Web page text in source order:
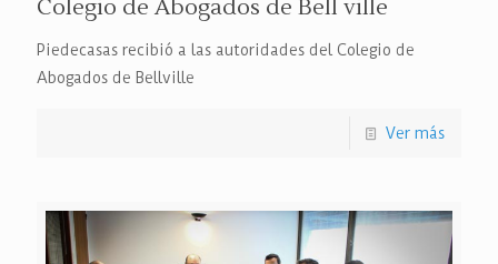
Colegio de Abogados de Bell ville
Piedecasas recibió a las autoridades del Colegio de
Abogados de Bellville
Ver más